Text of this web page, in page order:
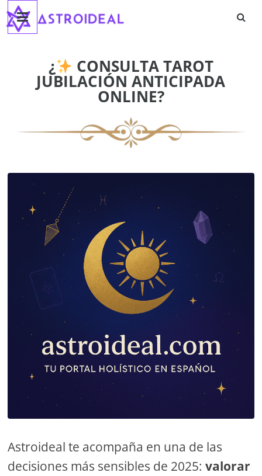
Saltar
contenido
Astroideal
¿ CONSULTA TAROT
JUBILACIÓN ANTICIPADA
ONLINE?
Astroideal te acompaña en una de las
decisiones más sensibles de 2025:valorar